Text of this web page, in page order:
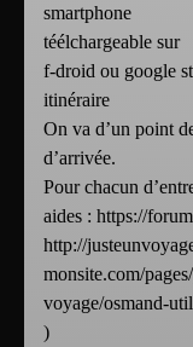
smartphone
téélchargeable sur
f-droid ou google
itinéraire
On va d’un point
d’arrivée.
Pour chacun
aides : https://
http://
monsite.com/
voyage/osmand-
)